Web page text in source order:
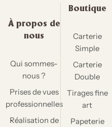
À propos de
nous
Qui sommes-
nous ?
Prises de vues
professionnelles
Réalisation de
Boutique
Carterie
Simple
Carterie
Double
Tirages fine
art
Papeterie